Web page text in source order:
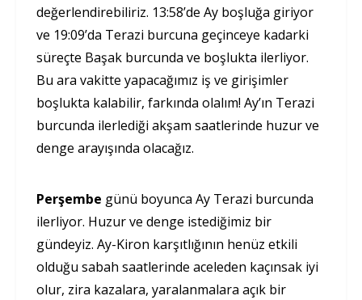
değerlendirebiliriz. 13:58’de Ay boşluğa giriyor
ve 19:09’da Terazi burcuna geçinceye kadarki
süreçte Başak burcunda ve boşlukta ilerliyor.
Bu ara vakitte yapacağımız iş ve girişimler
boşlukta kalabilir, farkında olalım! Ay’ın Terazi
burcunda ilerlediği akşam saatlerinde huzur ve
denge arayışında olacağız.
Perşembe günü boyunca Ay Terazi burcunda
ilerliyor. Huzur ve denge istediğimiz bir
gündeyiz. Ay-Kiron karşıtlığının henüz etkili
olduğu sabah saatlerinde aceleden kaçınsak iyi
olur, zira kazalara, yaralanmalara açık bir